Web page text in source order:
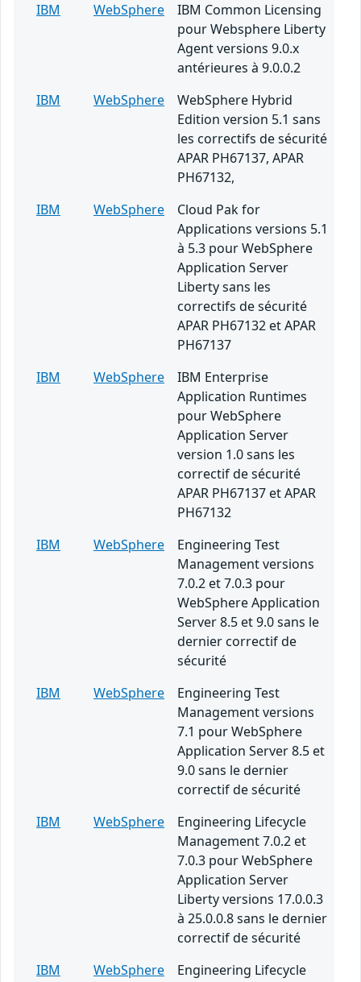
IBM
WebSphere
IBM Common Licensing
pour Websphere Liberty
Agent versions 9.0.x
antérieures à 9.0.0.2
IBM
WebSphere
WebSphere Hybrid
Edition version 5.1 sans
les correctifs de sécurité
APAR PH67137, APAR
PH67132,
IBM
WebSphere
Cloud Pak for
Applications versions 5.1
à 5.3 pour WebSphere
Application Server
Liberty sans les
correctifs de sécurité
APAR PH67132 et APAR
PH67137
IBM
WebSphere
IBM Enterprise
Application Runtimes
pour WebSphere
Application Server
version 1.0 sans les
correctif de sécurité
APAR PH67137 et APAR
PH67132
IBM
WebSphere
Engineering Test
Management versions
7.0.2 et 7.0.3 pour
WebSphere Application
Server 8.5 et 9.0 sans le
dernier correctif de
sécurité
IBM
WebSphere
Engineering Test
Management versions
7.1 pour WebSphere
Application Server 8.5 et
9.0 sans le dernier
correctif de sécurité
IBM
WebSphere
Engineering Lifecycle
Management 7.0.2 et
7.0.3 pour WebSphere
Application Server
Liberty versions 17.0.0.3
à 25.0.0.8 sans le dernier
correctif de sécurité
IBM
WebSphere
Engineering Lifecycle